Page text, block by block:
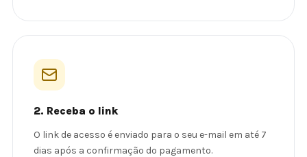
2. Receba o link
O link de acesso é enviado para o seu e-mail em até 7
dias após a confirmação do pagamento.